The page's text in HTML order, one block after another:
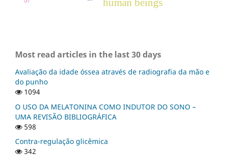
human beings
Most read articles in the last 30 days
Avaliação da idade óssea através de radiografia da mão e
do punho
1094
O USO DA MELATONINA COMO INDUTOR DO SONO –
UMA REVISÃO BIBLIOGRÁFICA
598
Contra-regulação glicêmica
342